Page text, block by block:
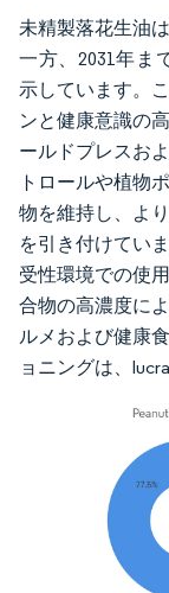
未精製落花生油
一方、2031年ま
示しています。
ンと健康意識の
ールドプレスお
トロールや植物
物を維持し、よ
を引き付けてい
受性環境での使
合物の高濃度に
ルメおよび健康
ョニングは、